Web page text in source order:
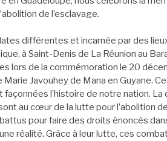
de l’esclavage.
différentes et incarnée par des
à Saint-Denis de La Réunion au
lors de la commémoration le 20
Javouhey de Mana en Guyane.
l’histoire de notre nation. La
au cœur de la lutte pour l’abolition de
pour faire des droits énoncés
réalité. Grâce à leur lutte, ces